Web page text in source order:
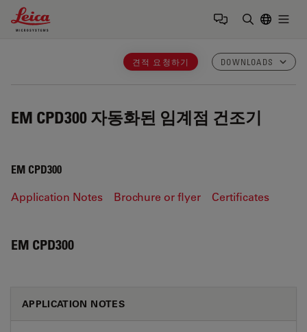
Leica Microsystems Logo
견적 요청하기 DOWNLOADS
EM CPD300 자동화된 임계점 건조기
EM CPD300
Application Notes Brochure or flyer Certificates
EM CPD300
APPLICATION NOTES